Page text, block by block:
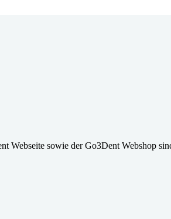
Webseite sowie der Go3Dent Webshop